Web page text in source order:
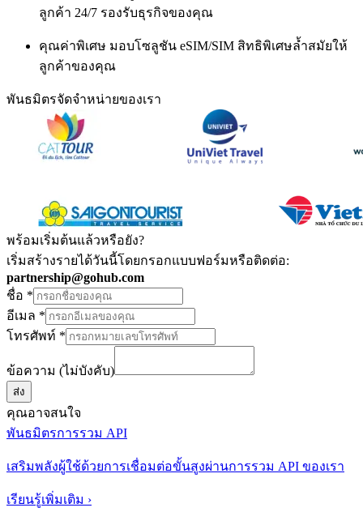
ลูกค้า 24/7 รองรับธุรกิจของคุณ
คุณค่าพิเศษ มอบโซลูชัน eSIM/SIM สิทธิพิเศษล้ำสมัยให้
ลูกค้าของคุณ
พันธมิตรจัดจำหน่ายของเรา
พร้อมเริ่มต้นแล้วหรือยัง?
เริ่มสร้างรายได้วันนี้โดยกรอกแบบฟอร์มหรือติดต่อ:
partnership@gohub.com
ชื่อ *
อีเมล *
โทรศัพท์ *
ข้อความ (ไม่บังคับ)
ส่ง
คุณอาจสนใจ
พันธมิตรการรวม API
เสริมพลังผู้ใช้ด้วยการเชื่อมต่อขั้นสูงผ่านการรวม API ของเรา
เรียนรู้เพิ่มเติม ›